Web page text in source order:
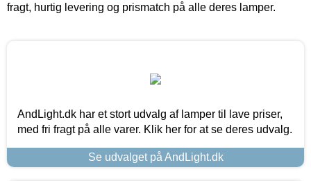
fragt, hurtig levering og prismatch på alle deres lamper.
AndLight.dk har et stort udvalg af lamper til lave priser,
med fri fragt på alle varer. Klik her for at se deres udvalg.
Se udvalget på AndLight.dk